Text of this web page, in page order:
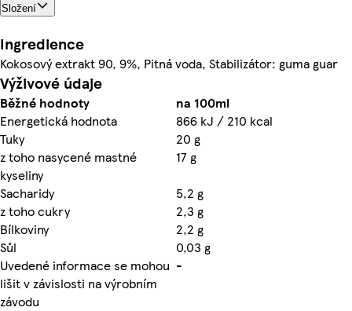
Složení
Ingredience
Kokosový extrakt 90, 9%, Pitná voda, Stabilizátor: guma guar
Výživové údaje
Běžné hodnoty
na 100ml
Energetická hodnota
866 kJ / 210 kcal
Tuky
20 g
z toho nasycené mastné
kyseliny
17 g
Sacharidy
5,2 g
z toho cukry
2,3 g
Bílkoviny
2,2 g
Sůl
0,03 g
Uvedené informace se mohou
lišit v závislosti na výrobním
závodu
-